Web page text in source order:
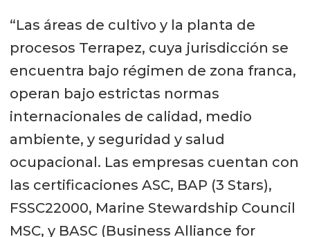
“Las áreas de cultivo y la planta de
procesos Terrapez, cuya jurisdicción se
encuentra bajo régimen de zona franca,
operan bajo estrictas normas
internacionales de calidad, medio
ambiente, y seguridad y salud
ocupacional. Las empresas cuentan con
las certificaciones ASC, BAP (3 Stars),
FSSC22000, Marine Stewardship Council
MSC, y BASC (Business Alliance for